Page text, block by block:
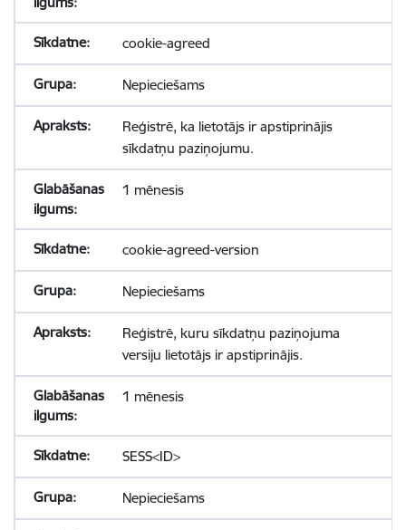
cookie-agreed
Nepieciešams
Reģistrē, ka lietotājs ir apstiprinājis
sīkdatņu paziņojumu.
1 mēnesis
cookie-agreed-version
Nepieciešams
Reģistrē, kuru sīkdatņu paziņojuma
versiju lietotājs ir apstiprinājis.
1 mēnesis
SESS<ID>
Nepieciešams